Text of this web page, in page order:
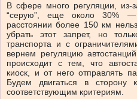
В сфере много регуляции, из-
“серую”, еще около 30%
расстоянии более 150 км
убрать этот запрет, но
транспорта и с
вернем регуляцию
происходит с тем, что
киоск, и от него отправлять
Будем двигаться в сторону
соответствующим критериям.